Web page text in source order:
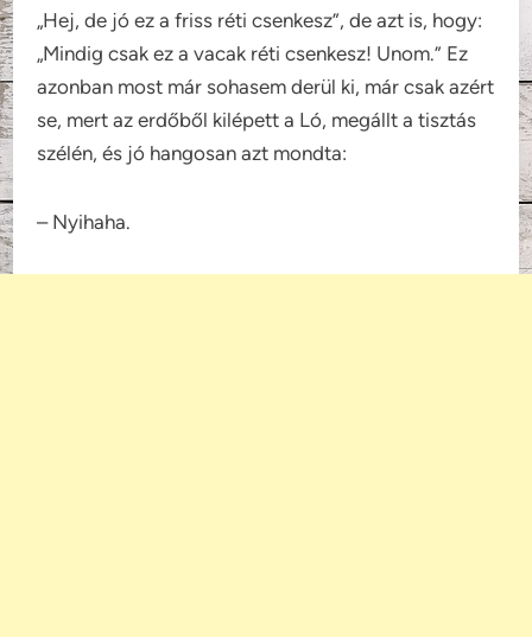
„Hej, de jó ez a friss réti csenkesz”, de azt is, hogy:
„Mindig csak ez a vacak réti csenkesz! Unom.” Ez
azonban most már sohasem derül ki, már csak azért
se, mert az erdőből kilépett a Ló, megállt a tisztás
szélén, és jó hangosan azt mondta:
– Nyihaha.